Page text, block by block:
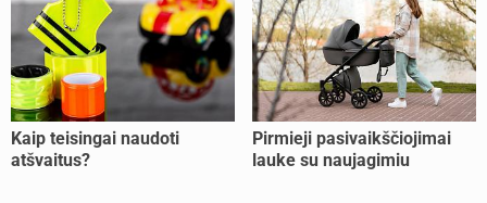
Kaip teisingai naudoti
atšvaitus?
Pirmieji pasivaikščiojimai
lauke su naujagimiu